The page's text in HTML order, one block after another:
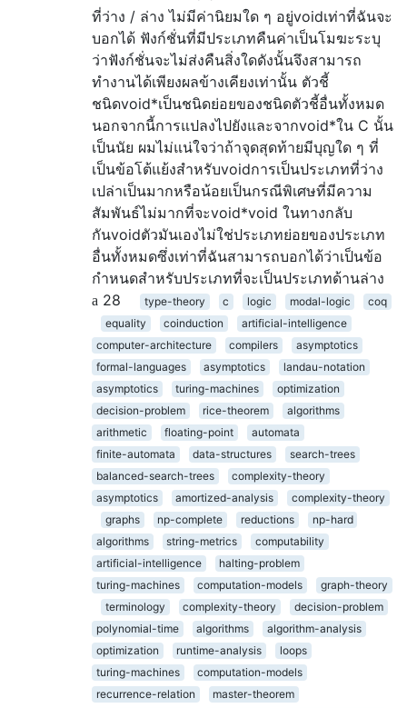
ที่ว่าง / ล่าง ไม่มีค่านิยมใด ๆ อยู่voidเท่าที่ฉันจะ
บอกได้ ฟังก์ชั่นที่มีประเภทคืนค่าเป็นโมฆะระบุ
ว่าฟังก์ชั่นจะไม่ส่งคืนสิ่งใดดังนั้นจึงสามารถ
ทำงานได้เพียงผลข้างเคียงเท่านั้น ตัวชี้
ชนิดvoid*เป็นชนิดย่อยของชนิดตัวชี้อื่นทั้งหมด
นอกจากนี้การแปลงไปยังและจากvoid*ใน C นั้น
เป็นนัย ผมไม่แน่ใจว่าถ้าจุดสุดท้ายมีบุญใด ๆ ที่
เป็นข้อโต้แย้งสำหรับvoidการเป็นประเภทที่ว่าง
เปล่าเป็นมากหรือน้อยเป็นกรณีพิเศษที่มีความ
สัมพันธ์ไม่มากที่จะvoid*void ในทางกลับ
กันvoidตัวมันเองไม่ใช่ประเภทย่อยของประเภท
อื่นทั้งหมดซึ่งเท่าที่ฉันสามารถบอกได้ว่าเป็นข้อ
กำหนดสำหรับประเภทที่จะเป็นประเภทด้านล่าง
28
type-theory c logic modal-logic
coq
equality
coinduction
artificial-intelligence
computer-architecture
compilers
asymptotics
formal-languages
asymptotics
landau-notation
asymptotics
turing-machines
optimization
decision-problem
rice-theorem
algorithms
arithmetic
floating-point
automata
finite-automata
data-structures
search-trees
balanced-search-trees
complexity-theory
asymptotics
amortized-analysis
complexity-theory
graphs
np-complete reductions
np-hard
algorithms
string-metrics
computability
artificial-intelligence
halting-problem
turing-machines
computation-models
graph-theory
terminology
complexity-theory
decision-problem
polynomial-time
algorithms
algorithm-analysis
optimization
runtime-analysis
loops
turing-machines
computation-models
recurrence-relation
master-theorem